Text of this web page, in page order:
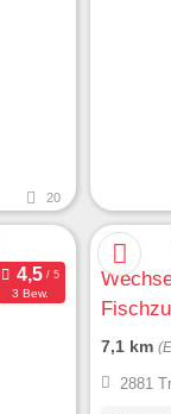
20
3 Bew.
7,1 km
2881